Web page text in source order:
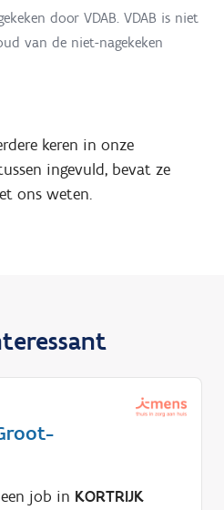
door VDAB. VDAB is niet
van de niet-nagekeken
keren in onze
ingevuld, bevat ze
ons weten.
job in KORTRIJK